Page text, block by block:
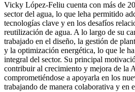
Vicky López-Feliu cuenta con más de
sector del agua, lo que leha permitido
tecnologías clave y en los desafíos
reutilización de agua. A lo largo de su
trabajado en el diseño, la gestión de
y la optimización energética, lo que le
integral del sector. Su principal
contribuir al crecimiento y mejora de la
comprometiéndose a apoyarla en los
trabajando de manera colaborativa y en